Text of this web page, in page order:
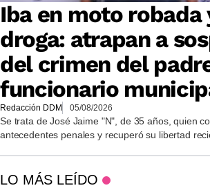
Iba en moto robada
droga: atrapan a
del crimen del
funcionario
Redacción DDM 05/08/2026
Se trata de José Jaime "N", de 35 años, quien
antecedentes penales y recuperó su libertad
LO MÁS LEÍDO